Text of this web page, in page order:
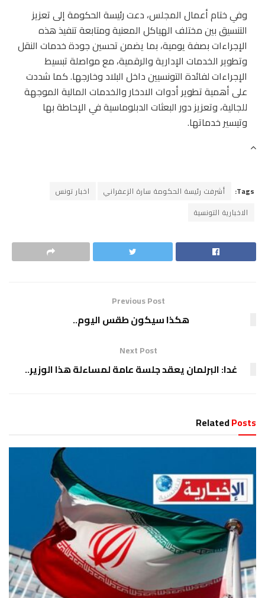
وفي ختام أعمال المجلس، دعت رئيسة الحكومة إلى تعزيز
التنسيق بين مختلف الهياكل المعنية ومتابعة تنفيذ هذه
الإجراءات بصفة يومية، بما يضمن تحسين جودة خدمات النقل
وتطوير الخدمات الإدارية والرقمية، مع مواصلة تبسيط
الإجراءات لفائدة التونسيين داخل البلاد وخارجها. كما شددت
على أهمية تطوير أدوات الادخار والخدمات المالية الموجهة
للجالية، وتعزيز دور البعثات الدبلوماسية في الإحاطة بها
وتيسير خدماتها.
Tags: أشرفت رئيسة الحكومة سارة الزعفراني
اخبار تونس
الاخبارية التونسية
Previous Post
هكذا سيكون طقس اليوم..
Next Post
غدا: البرلمان يعقد جلسة عامة لمساءلة هذا الوزير..
RelatedPosts